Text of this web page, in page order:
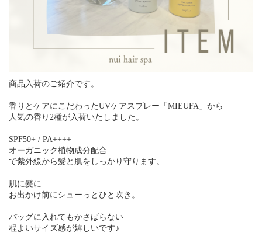
商品入荷のご紹介です。
香りとケアにこだわったUVケアスプレー「MIEUFA」から
人気の香り2種が入荷いたしました。
SPF50+ / PA++++
オーガニック植物成分配合
で紫外線から髪と肌をしっかり守ります。
肌に髪に
お出かけ前にシューっとひと吹き。
バッグに入れてもかさばらない
程よいサイズ感が嬉しいです♪